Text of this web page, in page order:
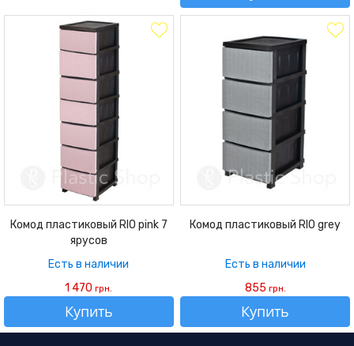
Комод пластиковый RIO pink 7
ярусов
Есть в наличии
1 470грн.
Купить
Комод пластиковый RIO grey
Есть в наличии
855 грн.
Купить